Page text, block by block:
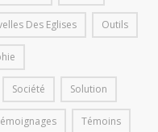
Des Eglises Outils
Société Solution
Témoins